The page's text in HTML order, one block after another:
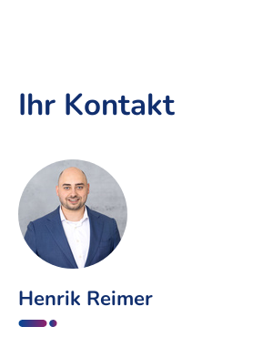
Ihr Kontakt
Henrik Reimer